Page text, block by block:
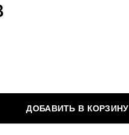
ДОБАВИТЬ В КОРЗИНУ